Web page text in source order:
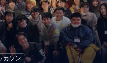
カソン